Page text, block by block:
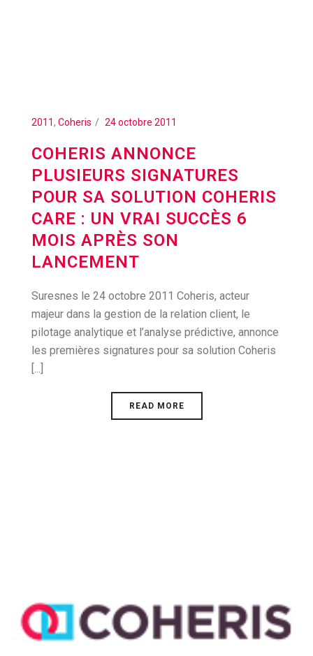
2011, Coheris 24 octobre 2011
COHERIS ANNONCE
PLUSIEURS SIGNATURES
POUR SA SOLUTION COHERIS
CARE : UN VRAI SUCCÈS 6
MOIS APRÈS SON
LANCEMENT
Suresnes le 24 octobre 2011 Coheris, acteur
majeur dans la gestion de la relation client, le
pilotage analytique et l’analyse prédictive, annonce
les premières signatures pour sa solution Coheris
[...]
READ MORE